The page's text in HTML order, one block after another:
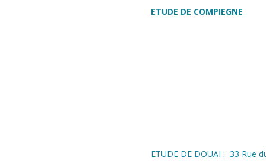
ETUDE DE COMPIEGNE
ETUDE DE DOUAI : 33 Rue